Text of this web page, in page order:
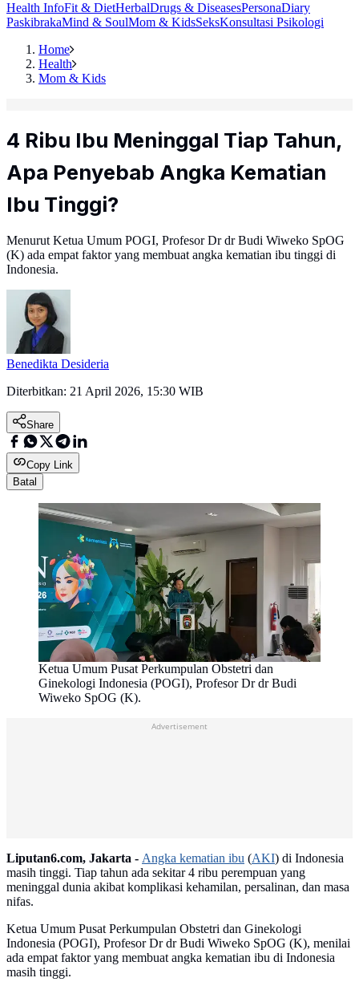
Health InfoFit & DietHerbalDrugs & DiseasesPersonaDiary
PaskibrakaMind & SoulMom & KidsSeksKonsultasi Psikologi
Home
Health
Mom & Kids
4 Ribu Ibu Meninggal Tiap Tahun,
Apa Penyebab Angka Kematian
Ibu Tinggi?
Menurut Ketua Umum POGI, Profesor Dr dr Budi Wiweko SpOG
(K) ada empat faktor yang membuat angka kematian ibu tinggi di
Indonesia.
Benedikta Desideria
Diterbitkan: 21 April 2026, 15:30 WIB
Share
Copy Link
Batal
Ketua Umum Pusat Perkumpulan Obstetri dan
Ginekologi Indonesia (POGI), Profesor Dr dr Budi
Wiweko SpOG (K).
Advertisement
Liputan6.com, Jakarta - Angka kematian ibu (AKI) di Indonesia
masih tinggi. Tiap tahun ada sekitar 4 ribu perempuan yang
meninggal dunia akibat komplikasi kehamilan, persalinan, dan masa
nifas.
Ketua Umum Pusat Perkumpulan Obstetri dan Ginekologi
Indonesia (POGI), Profesor Dr dr Budi Wiweko SpOG (K), menilai
ada empat faktor yang membuat angka kematian ibu di Indonesia
masih tinggi.